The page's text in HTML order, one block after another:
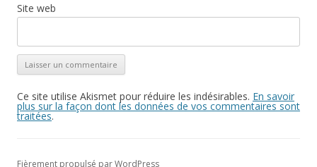
Site web
Ce site utilise Akismet pour réduire les indésirables. En savoir
plus sur la façon dont les données de vos commentaires sont
traitées.
Fièrement propulsé par WordPress